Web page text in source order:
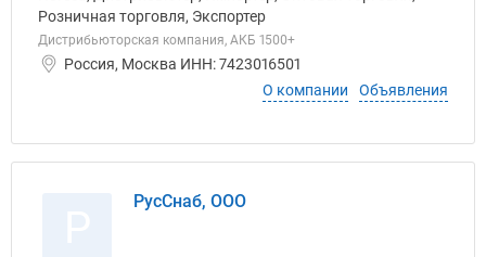
Розничная торговля, Экспортер
Дистрибьюторская компания, АКБ 1500+
Россия, Москва ИНН: 7423016501
О компании
Объявления
РусСнаб, ООО